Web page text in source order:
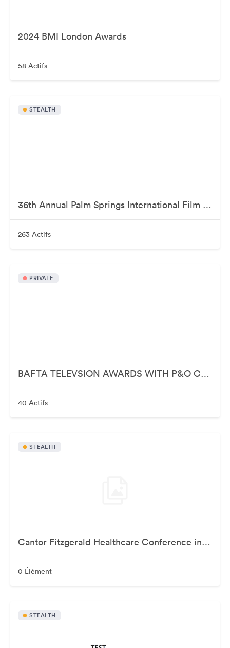
2024 BMI London Awards
58 Actifs
STEALTH
36th Annual Palm Springs International Film Awards
263 Actifs
PRIVATE
BAFTA TELEVSION AWARDS WITH P&O CRUISES
40 Actifs
STEALTH
Cantor Fitzgerald Healthcare Conference in NYC - SEP 3-5
0 Élément
STEALTH